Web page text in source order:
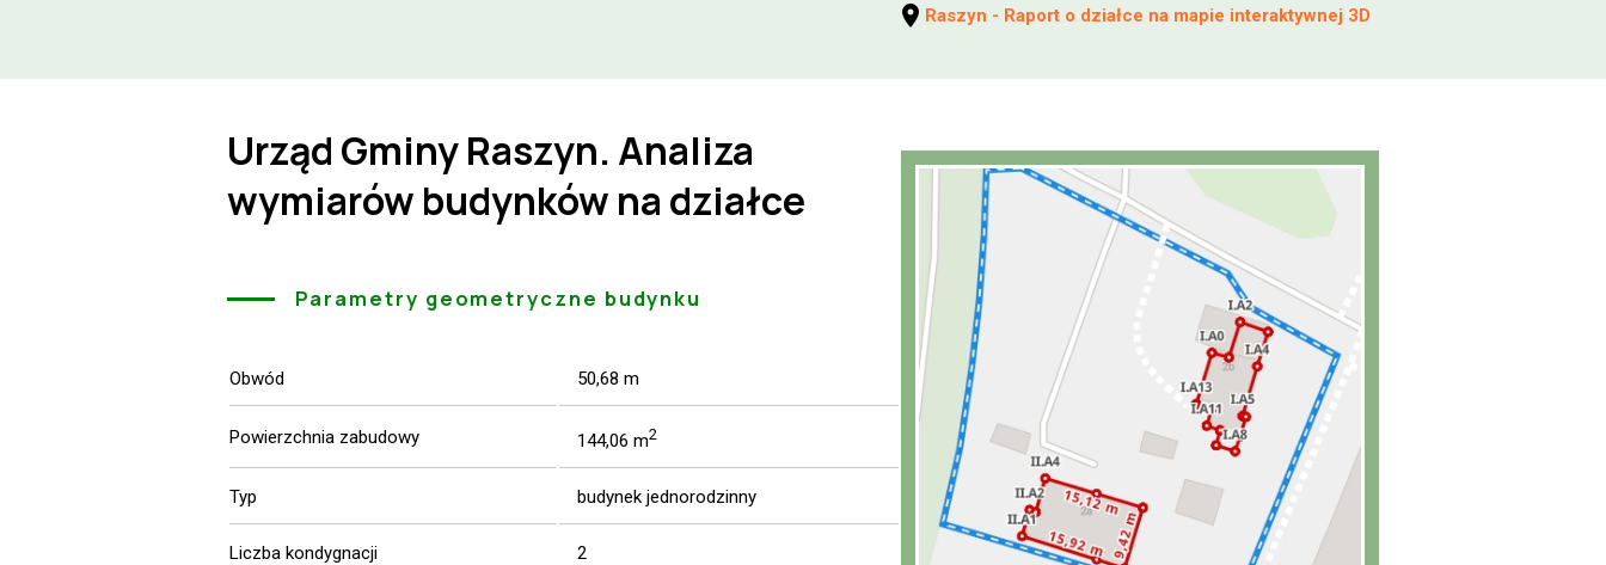
location_on Raszyn - Raport o działce na mapie interaktywnej 3D
Urząd Gminy Raszyn. Analiza
wymiarów budynków na działce
Parametry geometryczne budynku
Obwód 50,68 m
Powierzchnia zabudowy 144,06 m2
Typ budynek jednorodzinny
Liczba kondygnacji 2